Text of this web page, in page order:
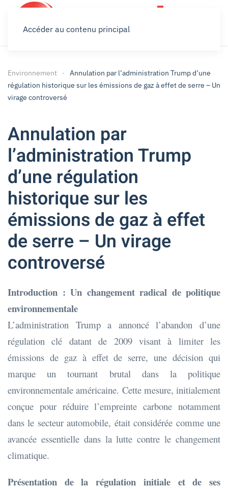
Accéder au contenu principal
Environnement
Annulation par l’administration Trump d’une
régulation historique sur les émissions de gaz à effet de serre – Un
virage controversé
Annulation par
l’administration Trump
d’une régulation
historique sur les
émissions de gaz à effet
de serre – Un virage
controversé
Introduction : Un changement radical de politique
environnementale
L’administration Trump a annoncé l’abandon d’une
régulation clé datant de 2009 visant à limiter les
émissions de gaz à effet de serre, une décision qui
marque un tournant brutal dans la politique
environnementale américaine. Cette mesure, initialement
conçue pour réduire l’empreinte carbone notamment
dans le secteur automobile, était considérée comme une
avancée essentielle dans la lutte contre le changement
climatique.
Présentation de la régulation initiale et de ses